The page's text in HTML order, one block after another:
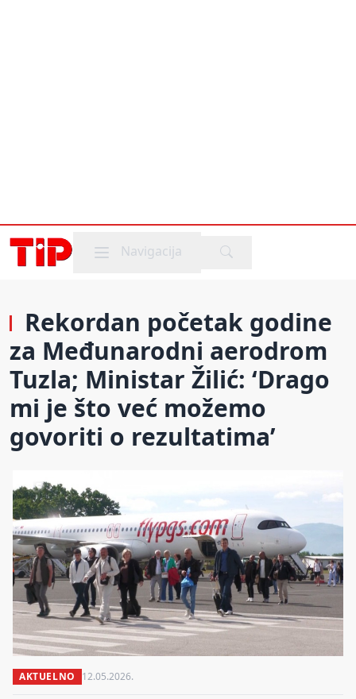
Mobile menu
Navigacija
Rekordan početak godine
za Međunarodni aerodrom
Tuzla; Ministar Žilić: ‘Drago
mi je što već možemo
govoriti o rezultatima’
AKTUELNO 12.05.2026.